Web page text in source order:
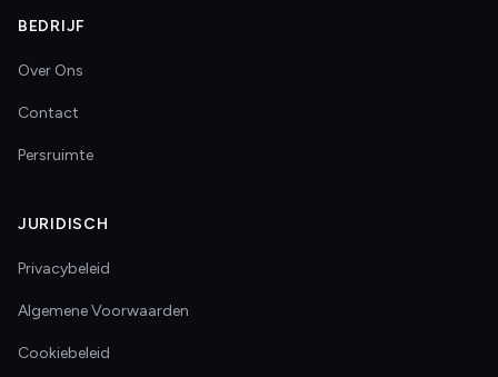
BEDRIJF
Over Ons
Contact
Persruimte
JURIDISCH
Privacybeleid
Algemene Voorwaarden
Cookiebeleid